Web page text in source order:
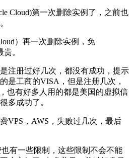
Cloud)第一次删除实例了，之前也
注册过好几次，都没有成功，提示
是工商的VISA，但是注册几次，
也有好多人用的都是美国的虚拟信
多成功了。
VPS，AWS，失败过几次，最后
有一些限制，这些限制不会不能